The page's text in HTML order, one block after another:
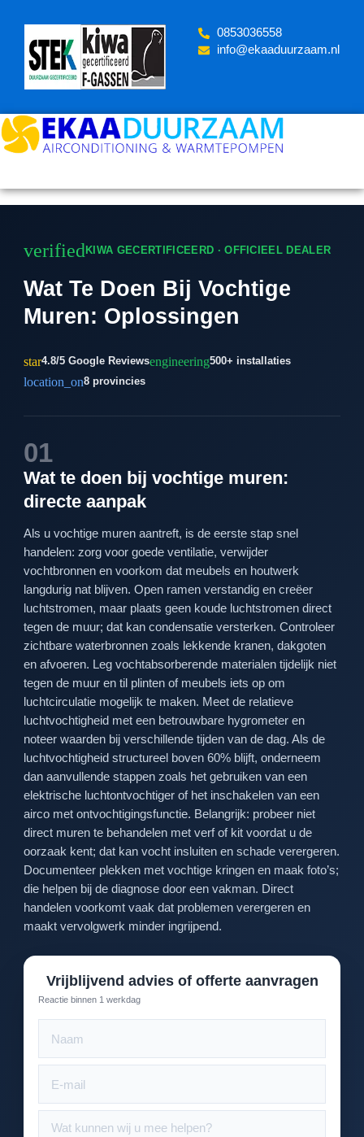
content
‪0853036558
info@ekaaduurzaam.nl
verified KIWA GECERTIFICEERD · OFFICIEEL DEALER
Wat Te Doen Bij Vochtige
Muren: Oplossingen
star4.8/5 Google Reviewsengineering500+ installaties
location_on8 provincies
01
Wat te doen bij vochtige muren:
directe aanpak
Als u vochtige muren aantreft, is de eerste stap snel
handelen: zorg voor goede ventilatie, verwijder
vochtbronnen en voorkom dat meubels en houtwerk
langdurig nat blijven. Open ramen verstandig en creëer
luchtstromen, maar plaats geen koude luchtstromen direct
tegen de muur; dat kan condensatie versterken. Controleer
zichtbare waterbronnen zoals lekkende kranen, dakgoten
en afvoeren. Leg vochtabsorberende materialen tijdelijk niet
tegen de muur en til plinten of meubels iets op om
luchtcirculatie mogelijk te maken. Meet de relatieve
luchtvochtigheid met een betrouwbare hygrometer en
noteer waarden bij verschillende tijden van de dag. Als de
luchtvochtigheid structureel boven 60% blijft, onderneem
dan aanvullende stappen zoals het gebruiken van een
elektrische luchtontvochtiger of het inschakelen van een
airco met ontvochtigingsfunctie. Belangrijk: probeer niet
direct muren te behandelen met verf of kit voordat u de
oorzaak kent; dat kan vocht insluiten en schade verergeren.
Documenteer plekken met vochtige kringen en maak foto’s;
die helpen bij de diagnose door een vakman. Direct
handelen voorkomt vaak dat problemen verergeren en
maakt vervolgwerk minder ingrijpend.
Vrijblijvend advies of offerte aanvragen
Reactie binnen 1 werkdag